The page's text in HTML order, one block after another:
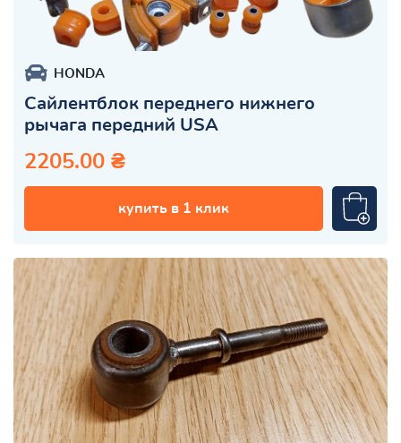
HONDA
Сайлентблок переднего нижнего
рычага передний USA
2205.00 ₴
купить в 1 клик